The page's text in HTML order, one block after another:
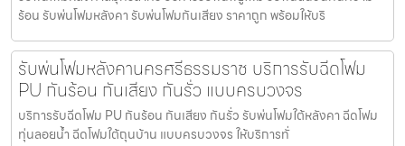
ร้อน รับพ่นโฟมหลังคา รับพ่นโฟมกันเสียง ราคาถูก พร้อมให้บริ
รับพ่นโฟมหลังคานครศรีธรรมราช บริการรับฉีดโฟม
PU กันร้อน กันเสียง กันรั่ว แบบครบวงจร
บริการรับฉีดโฟม PU กันร้อน กันเสียง กันรั่ว รับพ่นโฟมใต้หลังคา ฉีดโฟม
ทุ่นลอยน้ำ ฉีดโฟมใต้ถุนบ้าน แบบครบวงจร ให้บริการทั่